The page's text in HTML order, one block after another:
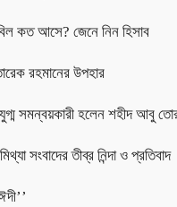
কত আসে? জেনে নিন হিসাব
রহমানের উপহার
সমন্বয়কারী হলেন শহীদ আবু
সংবাদের তীব্র নিন্দা ও প্রতিবাদ